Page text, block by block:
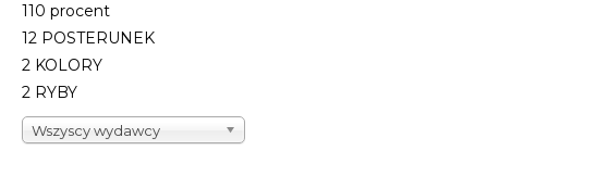
110 procent
12 POSTERUNEK
2 KOLORY
2 RYBY
Wszyscy wydawcy